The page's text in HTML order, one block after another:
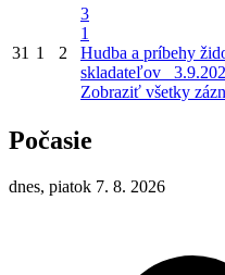
31 1 2
3
1
Hudba a príbehy
skladateľov_
Zobraziť všetky
Počasie
dnes, piatok 7. 8. 2026